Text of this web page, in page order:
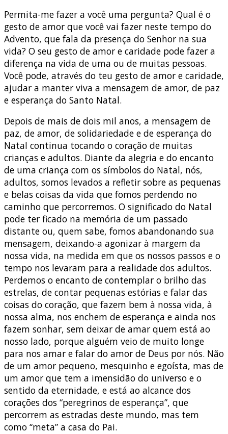
Permita-me fazer a você uma pergunta? Qual é o
gesto de amor que você vai fazer neste tempo do
Advento, que fala da presença do Senhor na sua
vida? O seu gesto de amor e caridade pode fazer a
diferença na vida de uma ou de muitas pessoas.
Você pode, através do teu gesto de amor e caridade,
ajudar a manter viva a mensagem de amor, de paz
e esperança do Santo Natal.
Depois de mais de dois mil anos, a mensagem de
paz, de amor, de solidariedade e de esperança do
Natal continua tocando o coração de muitas
crianças e adultos. Diante da alegria e do encanto
de uma criança com os símbolos do Natal, nós,
adultos, somos levados a refletir sobre as pequenas
e belas coisas da vida que fomos perdendo no
caminho que percorremos. O significado do Natal
pode ter ficado na memória de um passado
distante ou, quem sabe, fomos abandonando sua
mensagem, deixando-a agonizar à margem da
nossa vida, na medida em que os nossos passos e o
tempo nos levaram para a realidade dos adultos.
Perdemos o encanto de contemplar o brilho das
estrelas, de contar pequenas estórias e falar das
coisas do coração, que fazem bem à nossa vida, à
nossa alma, nos enchem de esperança e ainda nos
fazem sonhar, sem deixar de amar quem está ao
nosso lado, porque alguém veio de muito longe
para nos amar e falar do amor de Deus por nós. Não
de um amor pequeno, mesquinho e egoísta, mas de
um amor que tem a imensidão do universo e o
sentido da eternidade, e está ao alcance dos
corações dos “peregrinos de esperança”, que
percorrem as estradas deste mundo, mas tem
como “meta” a casa do Pai.